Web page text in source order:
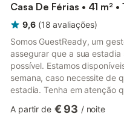
Casa De Férias • 41 m² •
9,6 (18 avaliações)
Somos GuestReady, um
assegurar que a sua
possível. Estamos
semana, caso necessite de
estadia. Tenha em atenção
propriedade é facilmente
A partir de € 93 / noite